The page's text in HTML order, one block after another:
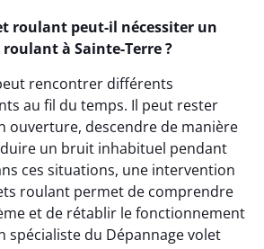
roulant peut-il nécessiter un
à Sainte-Terre ?
rencontrer différents
au fil du temps. Il peut rester
ouverture, descendre de manière
un bruit inhabituel pendant
ces situations, une intervention
roulant permet de comprendre
et de rétablir le fonctionnement
spécialiste du Dépannage volet